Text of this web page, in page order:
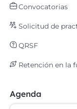
Convocatorias
Solicitud de
QRSF
Retención en la
Agenda